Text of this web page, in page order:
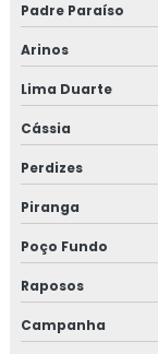
Treinamento em
Treinamento em
Treinamento em
Treinamento em
Treinamento em
Treinamento em
Treinamento em
Padre Paraíso
Arinos
Lima Duarte
Cássia
Perdizes
Piranga
Poço Fundo
Raposos
Campanha